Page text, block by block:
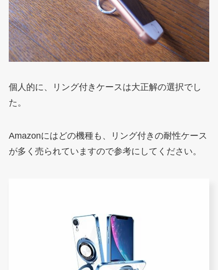
個人的に、リング付きケースは大正解の選択でし
た。
Amazonにはどの機種も、リング付きの耐性ケース
が多く売られていますので参考にしてください。